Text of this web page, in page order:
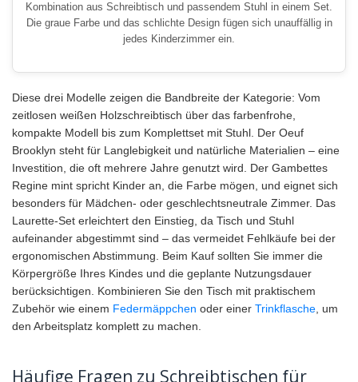
Kombination aus Schreibtisch und passendem Stuhl in einem Set.
Die graue Farbe und das schlichte Design fügen sich unauffällig in
jedes Kinderzimmer ein.
Diese drei Modelle zeigen die Bandbreite der Kategorie: Vom
zeitlosen weißen Holzschreibtisch über das farbenfrohe,
kompakte Modell bis zum Komplettset mit Stuhl. Der Oeuf
Brooklyn steht für Langlebigkeit und natürliche Materialien – eine
Investition, die oft mehrere Jahre genutzt wird. Der Gambettes
Regine mint spricht Kinder an, die Farbe mögen, und eignet sich
besonders für Mädchen- oder geschlechtsneutrale Zimmer. Das
Laurette-Set erleichtert den Einstieg, da Tisch und Stuhl
aufeinander abgestimmt sind – das vermeidet Fehlkäufe bei der
ergonomischen Abstimmung. Beim Kauf sollten Sie immer die
Körpergröße Ihres Kindes und die geplante Nutzungsdauer
berücksichtigen. Kombinieren Sie den Tisch mit praktischem
Zubehör wie einem Federmäppchen oder einer Trinkflasche, um
den Arbeitsplatz komplett zu machen.
Häufige Fragen zu Schreibtischen für